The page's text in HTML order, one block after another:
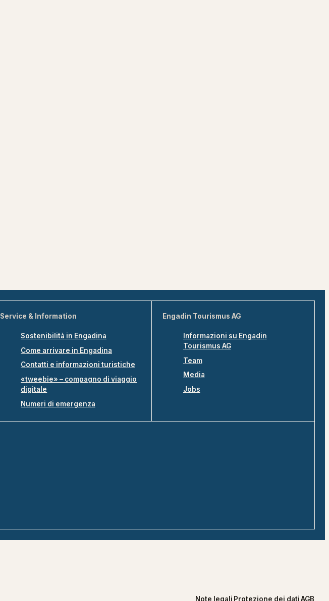
Service & Information
Sostenibilità in Engadina
Come arrivare in Engadina
Contatti e informazioni turistiche
«tweebie» – compagno di viaggio
digitale
Numeri di emergenza
Engadin Tourismus AG
Informazioni su Engadin
Tourismus AG
Team
Media
Jobs
Note legali Protezione dei datiAGB